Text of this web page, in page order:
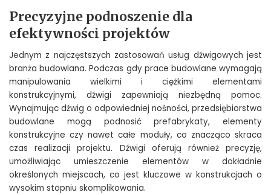
Precyzyjne podnoszenie dla
efektywności projektów
Jednym z najczęstszych zastosowań usług dźwigowych jest
branża budowlana. Podczas gdy prace budowlane wymagają
manipulowania wielkimi i ciężkimi elementami
konstrukcyjnymi, dźwigi zapewniają niezbędną pomoc.
Wynajmując dźwig o odpowiedniej nośności, przedsiębiorstwa
budowlane mogą podnosić prefabrykaty, elementy
konstrukcyjne czy nawet całe moduły, co znacząco skraca
czas realizacji projektu. Dźwigi oferują również precyzję,
umożliwiając umieszczenie elementów w dokładnie
określonych miejscach, co jest kluczowe w konstrukcjach o
wysokim stopniu skomplikowania.